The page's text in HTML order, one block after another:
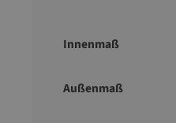
Innenmaß
Außenmaß